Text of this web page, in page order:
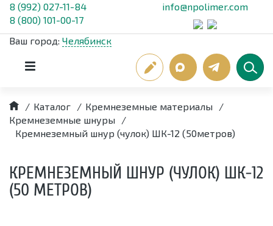
8 (992) 027-11-84
8 (800) 101-00-17
info@npolimer.com
Ваш город: Челябинск
/ Каталог / Кремнеземные материалы
/
Кремнеземные шнуры
/
Кремнеземный шнур (чулок) ШК-12 (50метров)
КРЕМНЕЗЕМНЫЙ ШНУР (ЧУЛОК) ШК-12
(50 МЕТРОВ)